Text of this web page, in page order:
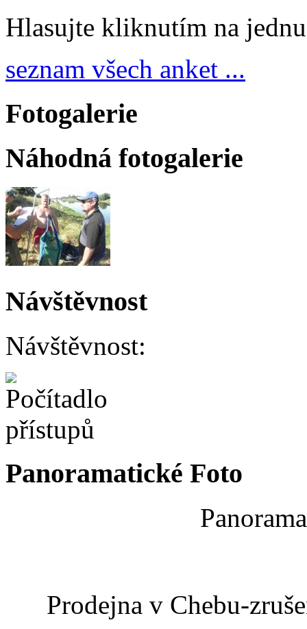
Hlasujte kliknutím na
seznam všech anket ...
Fotogalerie
Náhodná fotogalerie
Návštěvnost
Návštěvnost:
Panoramatické Foto
Prodejna v Chebu-